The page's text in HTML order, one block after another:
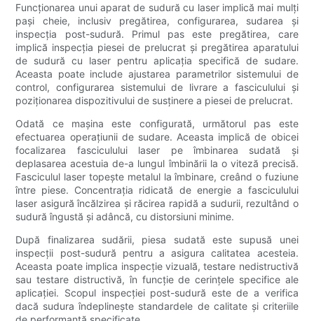
Funcționarea unui aparat de sudură cu laser implică mai mulți
pași cheie, inclusiv pregătirea, configurarea, sudarea și
inspecția post-sudură. Primul pas este pregătirea, care
implică inspecția piesei de prelucrat și pregătirea aparatului
de sudură cu laser pentru aplicația specifică de sudare.
Aceasta poate include ajustarea parametrilor sistemului de
control, configurarea sistemului de livrare a fasciculului și
poziționarea dispozitivului de susținere a piesei de prelucrat.
Odată ce mașina este configurată, următorul pas este
efectuarea operațiunii de sudare. Aceasta implică de obicei
focalizarea fasciculului laser pe îmbinarea sudată și
deplasarea acestuia de-a lungul îmbinării la o viteză precisă.
Fasciculul laser topește metalul la îmbinare, creând o fuziune
între piese. Concentrația ridicată de energie a fasciculului
laser asigură încălzirea și răcirea rapidă a sudurii, rezultând o
sudură îngustă și adâncă, cu distorsiuni minime.
După finalizarea sudării, piesa sudată este supusă unei
inspecții post-sudură pentru a asigura calitatea acesteia.
Aceasta poate implica inspecție vizuală, testare nedistructivă
sau testare distructivă, în funcție de cerințele specifice ale
aplicației. Scopul inspecției post-sudură este de a verifica
dacă sudura îndeplinește standardele de calitate și criteriile